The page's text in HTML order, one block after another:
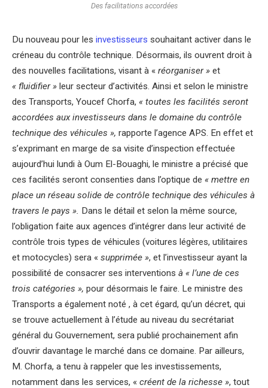
Des facilitations accordées
Du nouveau pour les investisseurs souhaitant activer dans le
créneau du contrôle technique. Désormais, ils ouvrent droit à
des nouvelles facilitations, visant à « réorganiser » et
« fluidifier » leur secteur d’activités. Ainsi et selon le ministre
des Transports, Youcef Chorfa, « toutes les facilités seront
accordées aux investisseurs dans le domaine du contrôle
technique des véhicules », rapporte l’agence APS. En effet et
s’exprimant en marge de sa visite d’inspection effectuée
aujourd’hui lundi à Oum El-Bouaghi, le ministre a précisé que
ces facilités seront consenties dans l’optique de « mettre en
place un réseau solide de contrôle technique des véhicules à
travers le pays ». Dans le détail et selon la même source,
l’obligation faite aux agences d’intégrer dans leur activité de
contrôle trois types de véhicules (voitures légères, utilitaires
et motocycles) sera « supprimée », et l’investisseur ayant la
possibilité de consacrer ses interventions à « l’une de ces
trois catégories », pour désormais le faire. Le ministre des
Transports a également noté , à cet égard, qu’un décret, qui
se trouve actuellement à l’étude au niveau du secrétariat
général du Gouvernement, sera publié prochainement afin
d’ouvrir davantage le marché dans ce domaine. Par ailleurs,
M. Chorfa, a tenu à rappeler que les investissements,
notamment dans les services, « créent de la richesse », tout